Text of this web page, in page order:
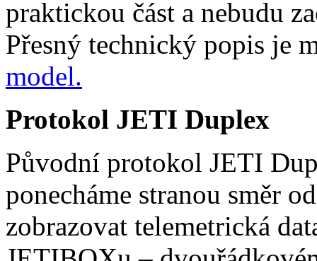
praktickou část a nebudu
Přesný technický popis je
model.
Protokol JETI Duplex
Původní protokol JETI
ponecháme stranou směr
zobrazovat telemetrická